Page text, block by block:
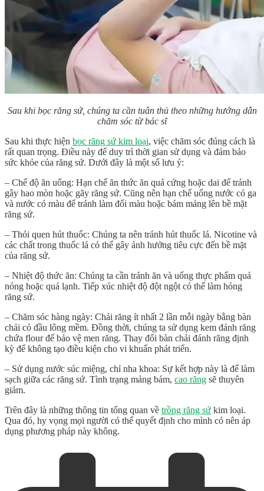
Sau khi bọc răng sứ, chúng ta cần tuân thủ theo những hướng dẫn
chăm sóc từ bác sĩ
Sau khi thực hiện bọc răng sứ kim loại, việc chăm sóc đúng cách là
rất quan trọng. Điều này để duy trì thời gian sử dụng và đảm bảo
sức khỏe của răng sứ. Dưới đây là một số lưu ý:
– Chế độ ăn uống: Hạn chế ăn thức ăn quá cứng hoặc dai để tránh
gây hao mòn hoặc gãy răng sứ. Cũng nên hạn chế uống nước có ga
và nước có màu để tránh làm đổi màu hoặc bám mảng lên bề mặt
răng sứ.
– Thói quen hút thuốc: Chúng ta nên tránh hút thuốc lá. Nicotine và
các chất trong thuốc lá có thể gây ảnh hưởng tiêu cực đến bề mặt
của răng sứ.
– Nhiệt độ thức ăn: Chúng ta cần tránh ăn và uống thực phẩm quá
nóng hoặc quá lạnh. Tiếp xúc nhiệt độ đột ngột có thể làm hỏng
răng sứ.
– Chăm sóc hàng ngày: Chải răng ít nhất 2 lần mỗi ngày bằng bàn
chải có đầu lông mềm. Đồng thời, chúng ta sử dụng kem đánh răng
chứa flour để bảo vệ men răng. Thay đổi bàn chải đánh răng định
kỳ để không tạo điều kiện cho vi khuẩn phát triển.
– Sử dụng nước súc miệng, chỉ nha khoa: Sự kết hợp này là để làm
sạch giữa các răng sứ. Tình trạng mảng bám, cao răng sẽ thuyên
giảm.
Trên đây là những thông tin tổng quan về trồng răng sứ kim loại.
Qua đó, hy vọng mọi người có thể quyết định cho mình có nên áp
dụng phương pháp này không.